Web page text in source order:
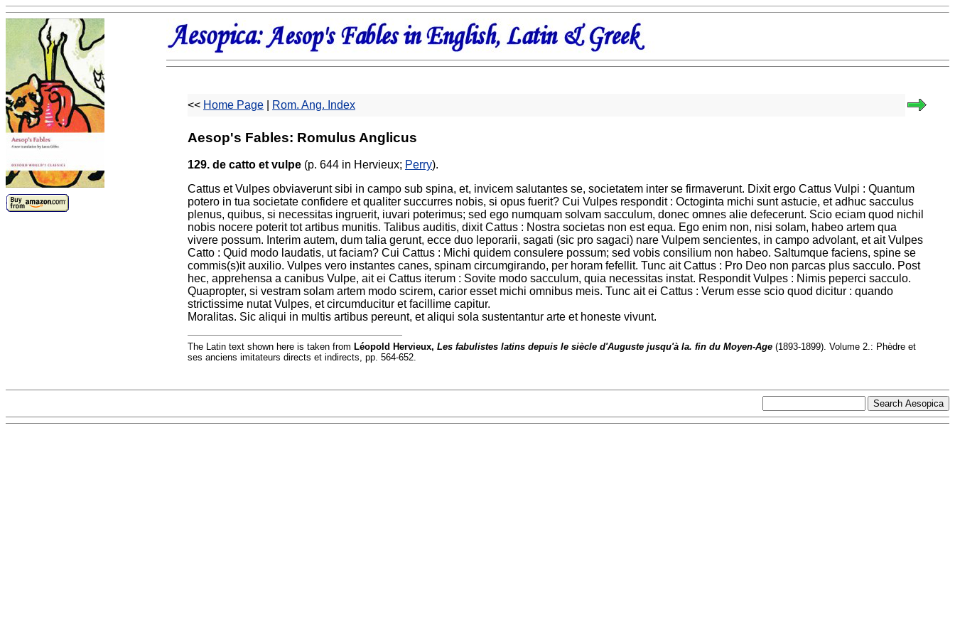
<< Home Page Rom. Ang. Index
Aesop's Fables: Romulus Anglicus
129. de catto et vulpe (p. 644 in Hervieux; Perry).
Cattus et Vulpes obviaverunt sibi in campo sub spina, et, invicem salutantes se, societatem inter se firmaverunt. Dixit ergo Cattus Vulpi : Quantum
potero in tua societate confidere et qualiter succurres nobis, si opus fuerit? Cui Vulpes respondit : Octoginta michi sunt astucie, et adhuc sacculus
plenus, quibus, si necessitas ingruerit, iuvari poterimus; sed ego numquam solvam sacculum, donec omnes alie defecerunt. Scio eciam quod nichil
nobis nocere poterit tot artibus munitis. Talibus auditis, dixit Cattus : Nostra societas non est equa. Ego enim non, nisi solam, habeo artem qua
vivere possum. Interim autem, dum talia gerunt, ecce duo leporarii, sagati (sic pro sagaci) nare Vulpem sencientes, in campo advolant, et ait Vulpes
Catto : Quid modo laudatis, ut faciam? Cui Cattus : Michi quidem consulere possum; sed vobis consilium non habeo. Saltumque faciens, spine se
commis(s)it auxilio. Vulpes vero instantes canes, spinam circumgirando, per horam fefellit. Tunc ait Cattus : Pro Deo non parcas plus sacculo. Post
hec, apprehensa a canibus Vulpe, ait ei Cattus iterum : Sovite modo sacculum, quia necessitas instat. Respondit Vulpes : Nimis peperci sacculo.
Quapropter, si vestram solam artem modo scirem, carior esset michi omnibus meis. Tunc ait ei Cattus : Verum esse scio quod dicitur : quando
strictissime nutat Vulpes, et circumducitur et facillime capitur.
Moralitas. Sic aliqui in multis artibus pereunt, et aliqui sola sustentantur arte et honeste vivunt.
The Latin text shown here is taken from Léopold Hervieux, Les fabulistes latins depuis le siècle d'Auguste jusqu'à la. fin du Moyen-Age (1893-1899). Volume 2.: Phèdre et
ses anciens imitateurs directs et indirects, pp. 564-652.